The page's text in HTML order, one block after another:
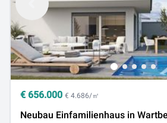
€ 656.000 € 4.686/㎡
Neubau Einfamilienhaus in